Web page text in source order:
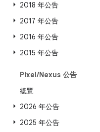
2018 年公告
2017 年公告
2016 年公告
2015 年公告
Pixel/Nexus 公告
總覽
2026 年公告
2025 年公告